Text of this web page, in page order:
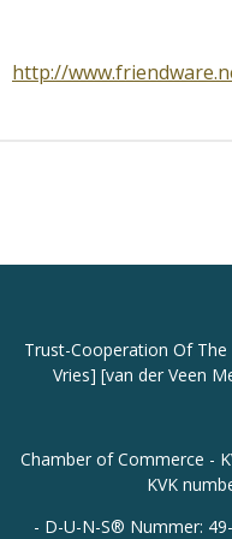
http://
Trust-Cooperation Of The
Vries] [van der Veen
Chamber of Commerce -
KVK
- D-U-N-S® Nummer: